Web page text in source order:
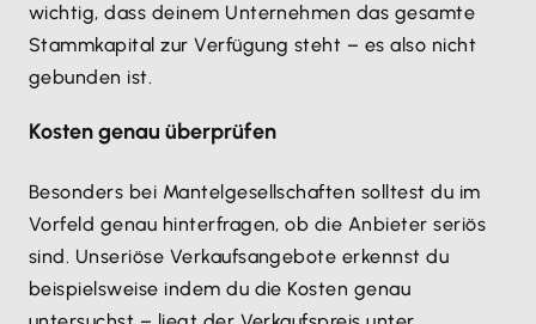
wichtig, dass deinem Unternehmen das gesamte
Stammkapital zur Verfügung steht – es also nicht
gebunden ist.
Kosten genau überprüfen
Besonders bei Mantelgesellschaften solltest du im
Vorfeld genau hinterfragen, ob die Anbieter seriös
sind. Unseriöse Verkaufsangebote erkennst du
beispielsweise indem du die Kosten genau